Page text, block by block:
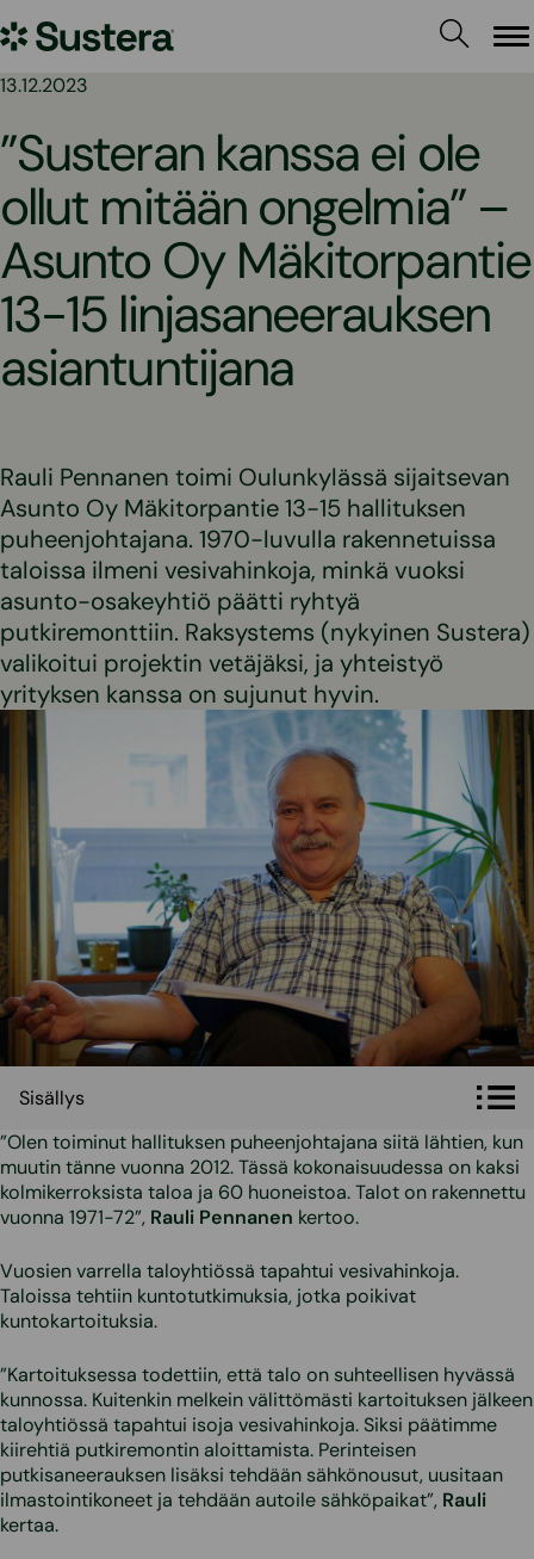
sisältöön
Sustera
13.12.2023
”Susteran kanssa ei ole
ollut mitään ongelmia” –
Asunto Oy Mäkitorpantie
13-15 linjasaneerauksen
asiantuntijana
Rauli Pennanen toimi Oulunkylässä sijaitsevan
Asunto Oy Mäkitorpantie 13-15 hallituksen
puheenjohtajana. 1970-luvulla rakennetuissa
taloissa ilmeni vesivahinkoja, minkä vuoksi
asunto-osakeyhtiö päätti ryhtyä
putkiremonttiin. Raksystems (nykyinen Sustera)
valikoitui projektin vetäjäksi, ja yhteistyö
yrityksen kanssa on sujunut hyvin.
Sisällys
”Olen toiminut hallituksen puheenjohtajana siitä lähtien, kun
muutin tänne vuonna 2012. Tässä kokonaisuudessa on kaksi
kolmikerroksista taloa ja 60 huoneistoa. Talot on rakennettu
vuonna 1971-72”, Rauli Pennanen kertoo.
Vuosien varrella taloyhtiössä tapahtui vesivahinkoja.
Taloissa tehtiin kuntotutkimuksia, jotka poikivat
kuntokartoituksia.
”Kartoituksessa todettiin, että talo on suhteellisen hyvässä
kunnossa. Kuitenkin melkein välittömästi kartoituksen jälkeen
taloyhtiössä tapahtui isoja vesivahinkoja. Siksi päätimme
kiirehtiä putkiremontin aloittamista. Perinteisen
putkisaneerauksen lisäksi tehdään sähkönousut, uusitaan
ilmastointikoneet ja tehdään autoile sähköpaikat”, Rauli
kertaa.